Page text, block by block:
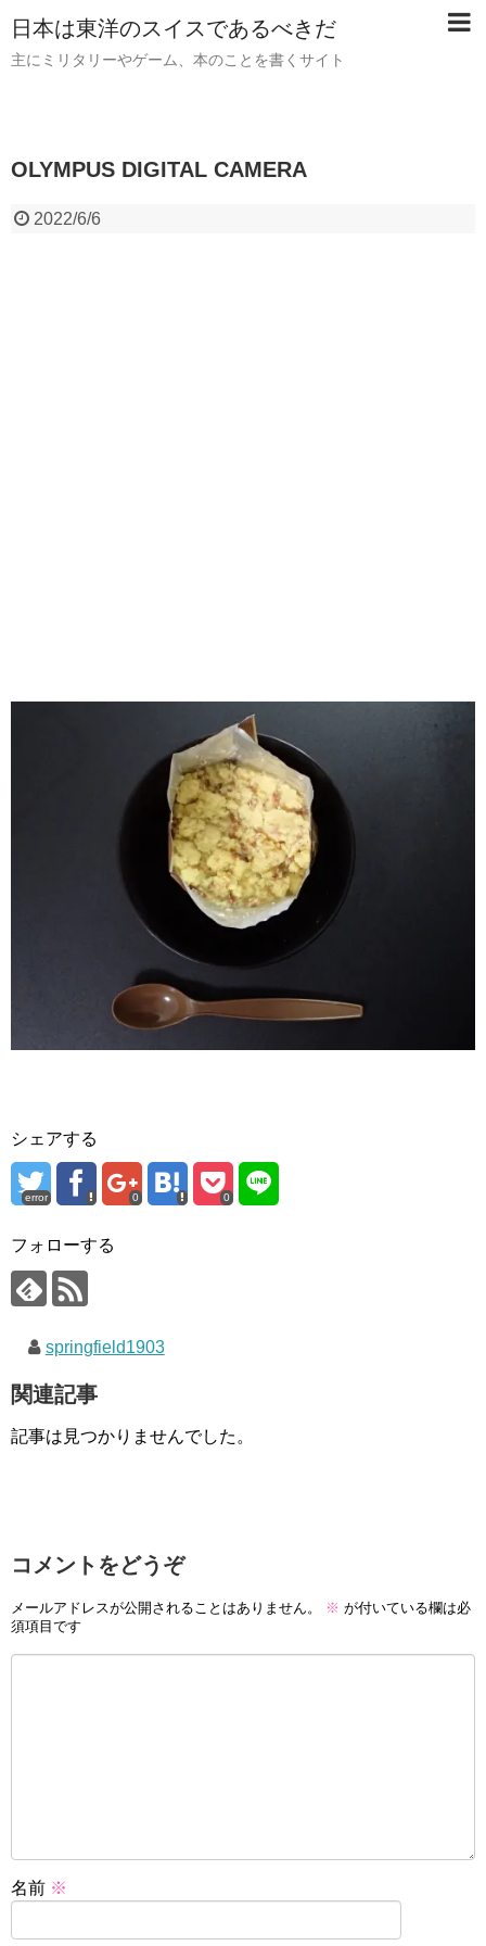
日本は東洋のスイスであるべきだ
主にミリタリーやゲーム、本のことを書くサイト
OLYMPUS DIGITAL CAMERA
2022/6/6
シェアする
error 0 0
フォローする
springfield1903
関連記事
記事は見つかりませんでした。
コメントをどうぞ
メールアドレスが公開されることはありません。 ※ が付いている欄は必
須項目です
名前 ※